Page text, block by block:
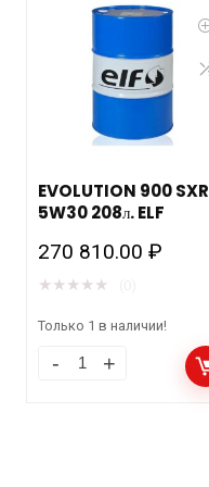
EVOLUTION 900 SXR
5W30 208л. ELF
270 810.00₽
★ ★ ★ ★ ★
Только 1 в наличии!